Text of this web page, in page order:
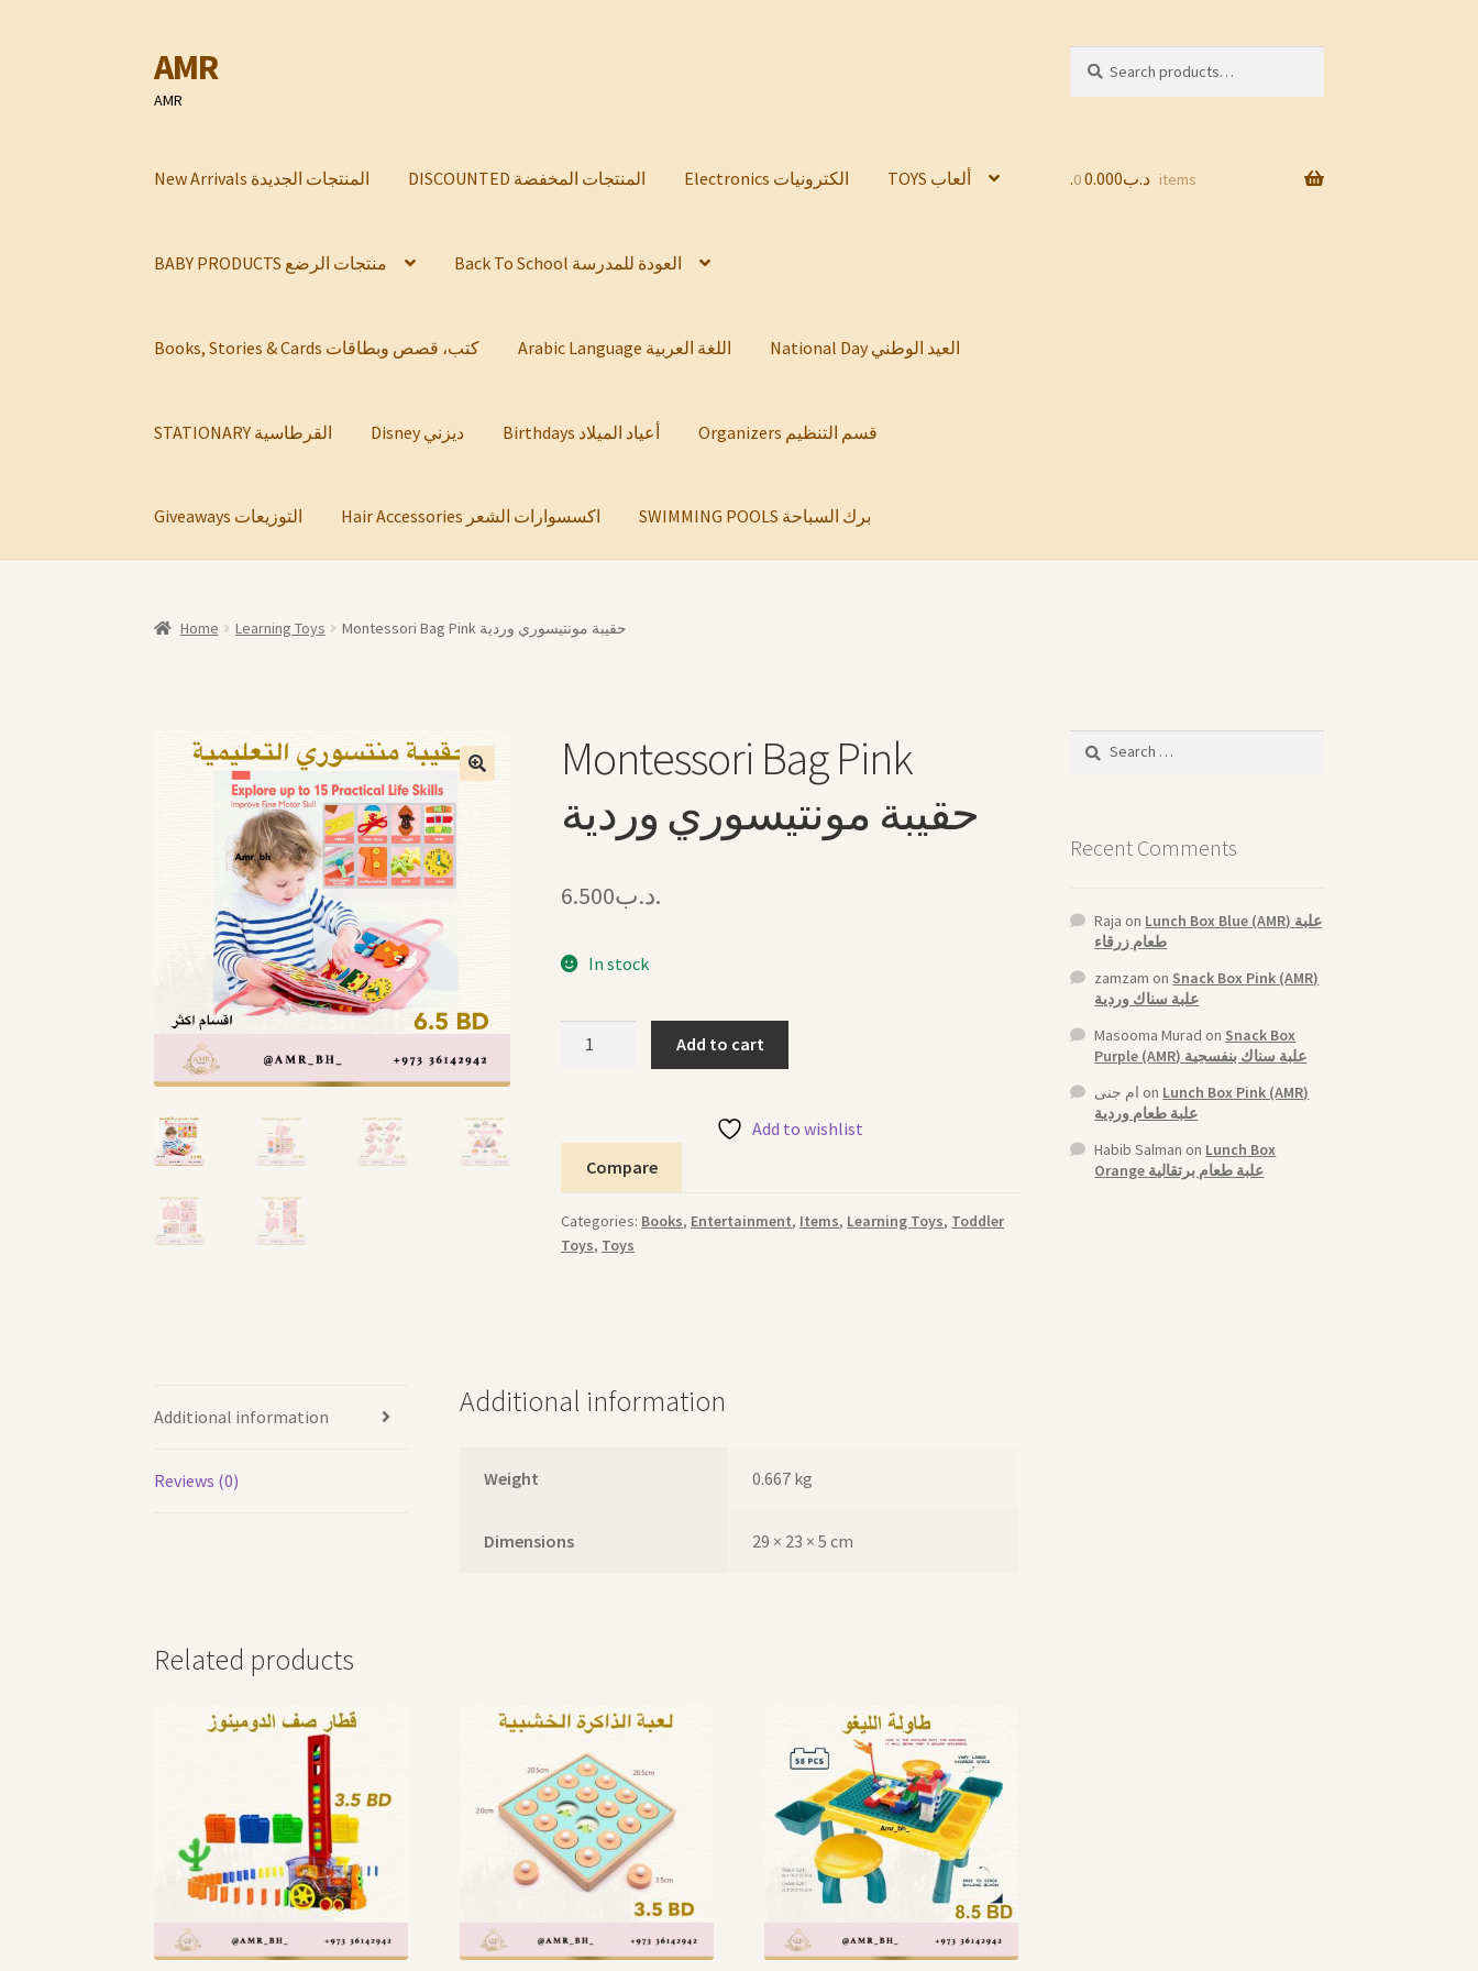
Skip
to
navigation
Skip
to
content
AMR
AMR
for:
New Arrivals المنتجات الجديدة DISCOUNTED المنتجات المخفضة Electronics الكترونيات TOYS ألعاب
BABY PRODUCTS منتجات الرضع Back To School العودة للمدرسة
Books, Stories & Cards كتب، قصص وبطاقات Arabic Language اللغة العربية National Day العيد الوطني
STATIONARY القرطاسية Disney ديزني Birthdays أعياد الميلاد Organizers قسم التنظيم
Giveaways التوزيعات Hair Accessories اكسسوارات الشعر SWIMMING POOLS برك السباحة
.د.ب0.000 0 items
Home Learning Toys Montessori Bag Pink حقيبة مونتيسوري وردية
Montessori Bag Pink
حقيبة مونتيسوري وردية
.د.ب6.500
In stock
مونتيسوري
وردية
quantity
Add to cart
Add to wishlist
Compare
Categories: Books, Entertainment, Items, Learning Toys, Toddler
Toys, Toys
Additional information
Reviews (0)
Additional information
Weight 0.667 kg
Dimensions 29 × 23 × 5 cm
Related products
Search
Recent Comments
Raja on Lunch Box Blue (AMR) علبة
طعام زرقاء
zamzam on Snack Box Pink (AMR)
علبة سناك وردية
Masooma Murad on Snack Box
Purple (AMR) علبة سناك بنفسجية
ام جنى on Lunch Box Pink (AMR)
علبة طعام وردية
Habib Salman on Lunch Box
Orange علبة طعام برتقالية